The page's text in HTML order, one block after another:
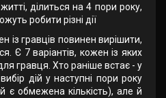
ділиться на 4 пори року,
робити різні дії
із гравців повинен вирішити,
Є 7 варіантів, кожен із яких
гравця. Хто раніше встає - у
дій у наступні пори року
є обмежена кількість), але й